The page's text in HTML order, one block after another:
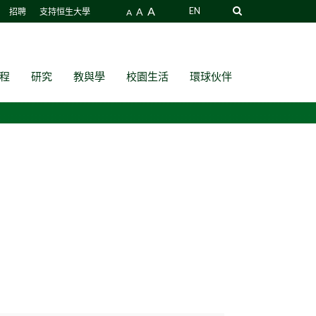
招聘 支持恒生大學 A A A EN
研究 教與學 校園生活 環球伙伴